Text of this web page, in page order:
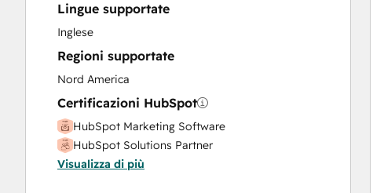
Public Relations
Sales and Marketing Alignment
Sales Coaching and Training
Sales Enablement
Social Media
Video Production
Website Design
Website Development
Lingue supportate
Inglese
Regioni supportate
Nord America
Certificazioni HubSpot
HubSpot Marketing Software
HubSpot Solutions Partner
Visualizza di più